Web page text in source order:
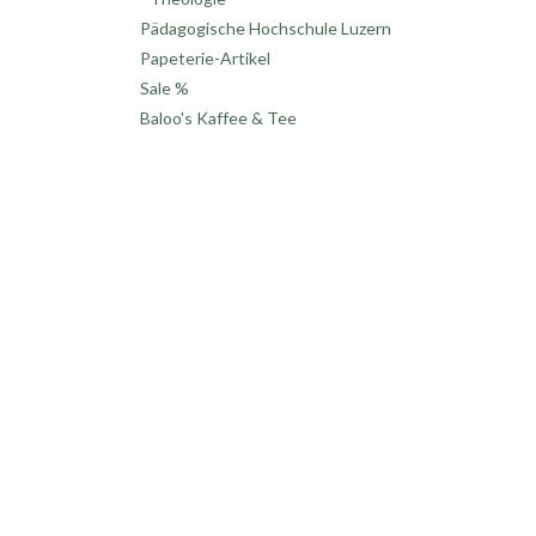
Pädagogische Hochschule Luzern
Papeterie-Artikel
Sale %
Baloo's Kaffee & Tee